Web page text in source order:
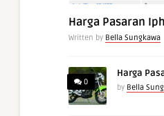
Harga Pasaran
Written by Bella Sungkawa
0
Harga
by Bella